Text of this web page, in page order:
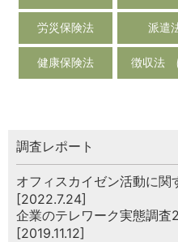
労災保険法 派遣
健康保険法 徴収法
調査レポート
オフィスカイゼン活動に
[2022.7.24]
企業のテレワーク実態調査
[2019.11.12]